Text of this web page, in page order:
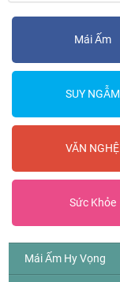
Mái Ấm
SUY NGẪM
VĂN NGHỆ
Sức Khỏe
Mái Ấm Hy Vọng